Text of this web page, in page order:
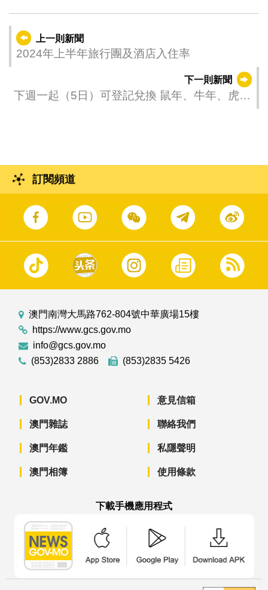
上一則新聞
2024年上半年旅行團及酒店入住率
下一則新聞
下週一起（5日）可登記兌換 鼠年、牛年、虎年
訂閱頻道
澳門南灣大馬路762-804號中華廣場15樓
https://www.gcs.gov.mo
info@gcs.gov.mo
(853)2833 2886
(853)2835 5426
GOV.MO
澳門雜誌
澳門年鑑
澳門相簿
意見信箱
聯絡我們
私隱聲明
使用條款
下載手機應用程式